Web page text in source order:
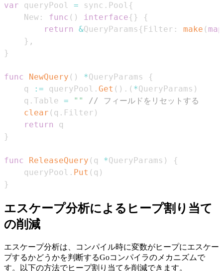
var queryPool = sync . Pool {
    New
: func ( ) interface{ }
{
return
&QueryParams { Filter : make ( map
} ,
}
func NewQuery ( ) *QueryParams
{
    q
:= queryPool . Get ( ) . ( *QueryParams )
    q
. Table = ""
// フィールドをリセットする
clear ( q . Filter )
return
}
func ReleaseQuery ( q *QueryParams )
{
    queryPool
. Put ( q )
}
エスケープ分析によるヒープ割り当て
の削減
エスケープ分析は、コンパイル時に変数がヒープにエスケー
プするかどうかを判断するGoコンパイラのメカニズムで
す。以下の方法でヒープ割り当てを削減できます。